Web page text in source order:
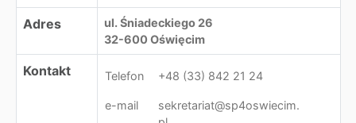
Adres
ul. Śniadeckiego 26
32-600 Oświęcim
Kontakt Telefon +48 (33) 842 21 24
e-mail
sekretariat@sp4oswiecim.